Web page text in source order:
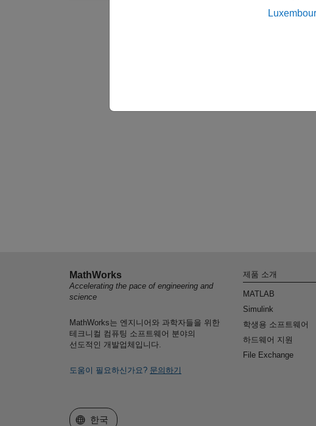
MathWorks
Accelerating the pace of engineering and
science
MathWorks는 엔지니어와 과학자들을 위한
테크니컬 컴퓨팅 소프트웨어 분야의
선도적인 개발업체입니다.
도움이 필요하신가요? 문의하기
제품 소개
MATLAB
Simulink
학생용 소프트웨어
하드웨어 지원
File Exchange
웹사이트 선택
한국